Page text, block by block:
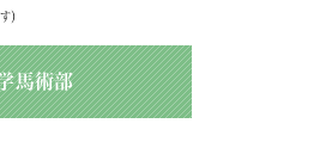
）
馬術部